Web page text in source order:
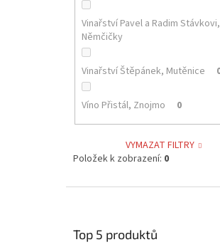
Vinařství Pavel a Radim Stávkovi,
Němčičky
Vinařství Štěpánek, Mutěnice
Víno Přistál, Znojmo 0
VYMAZAT FILTRY
Položek k zobrazení: 0
Top 5 produktů